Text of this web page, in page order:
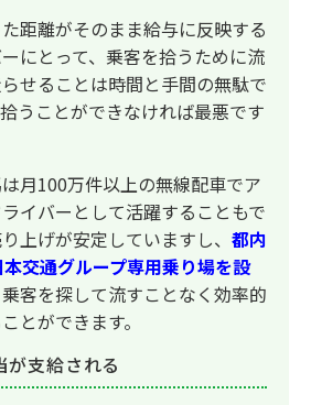
距離がそのまま給与に反映する
にとって、乗客を拾うために流
せることは時間と手間の無駄で
うことができなければ最悪です
月100万件以上の無線配車でア
イバーとして活躍することもで
上げが安定していますし、 都内
交通グループ専用乗り場を設
客を探して流すことなく効率的
とができます。
が支給される